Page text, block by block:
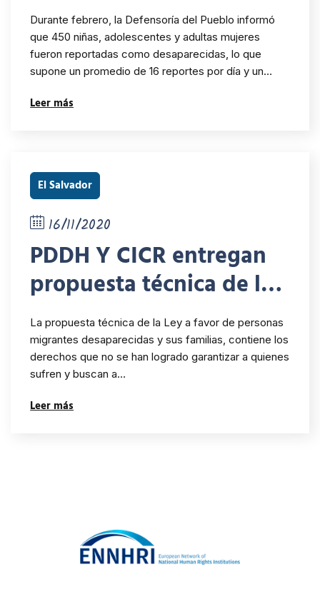
y mujeres fueron
reportadas como
desaparecidas en
febrero
Durante febrero, la Defensoría del Pueblo informó
que 450 niñas, adolescentes y adultas mujeres
fueron reportadas como desaparecidas, lo que
supone un promedio de 16 reportes por día y un…
Leer más
El Salvador
16/11/2020
PDDH Y CICR entregan
propuesta técnica de ley
a favor de personas
migrantes desaparecidas
y sus familias
La propuesta técnica de la Ley a favor de personas
migrantes desaparecidas y sus familias, contiene los
derechos que no se han logrado garantizar a quienes
sufren y buscan a…
Leer más